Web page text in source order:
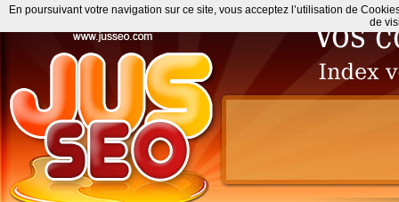
En poursuivant votre navigation sur ce site, vous acceptez l’utilisation de
de